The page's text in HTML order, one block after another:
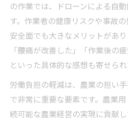
補助金を活かして選ぶ
準
農業用ドローン導入時
ポート
の作業では、ドローンによる自
す。作業者の健康リスクや事故の
安全面でも大きなメリットがあ
「腰痛が改善した」「作業後の
といった具体的な感想も寄せられ
労働負担の軽減は、農業の担い
で非常に重要な要素です。農業
続可能な農業経営の実現に貢献